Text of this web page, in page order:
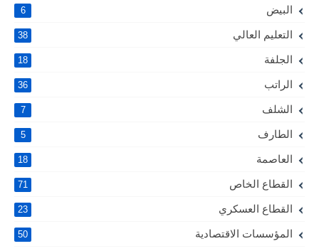
البيض 6
التعليم العالي 38
الجلفة 18
الراتب 36
الشلف 7
الطارف 5
العاصمة 18
القطاع الخاص 71
القطاع العسكري 23
المؤسسات الاقتصادية 50